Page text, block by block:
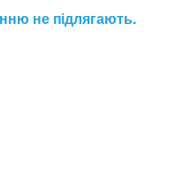
не підлягають.